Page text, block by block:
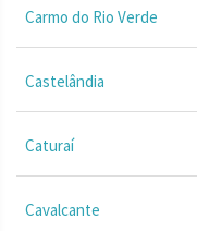
Carmo do Rio Verde
Castelândia
Caturaí
Cavalcante